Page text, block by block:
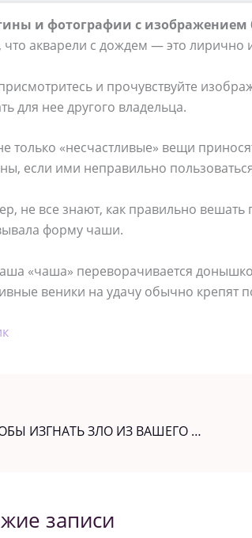
и фотографии с изображением
что акварели с дождем — это лирично
и прочувствуйте
для нее другого владельца.
только «несчастливые» вещи
если ими неправильно
не все знают, как правильно вешать
форму чаши.
«чаша» переворачивается
веники на удачу обычно
ЗАГОВОР, ЧТОБЫ ИЗГНАТЬ ЗЛО ИЗ ВАШЕГО ДОМА И НАЛАДИТЬ ЖИЗНЬ
записи